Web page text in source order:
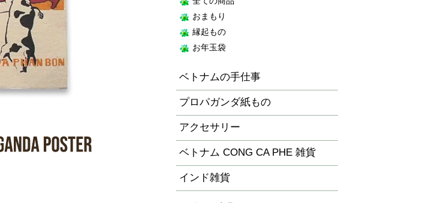
おまもり
縁起もの
お年玉袋
ベトナムの手仕事
プロパガンダ紙もの
アクセサリー
ベトナム CONG CA PHE 雑貨
インド雑貨